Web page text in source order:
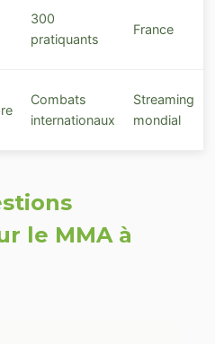
300
pratiquants
France
Combats
internationaux
Streaming
mondial
le MMA à